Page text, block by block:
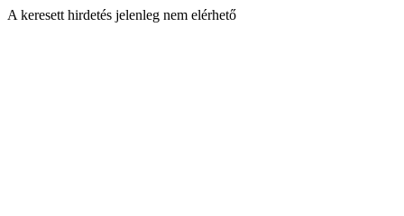
A keresett hirdetés jelenleg nem elérhető